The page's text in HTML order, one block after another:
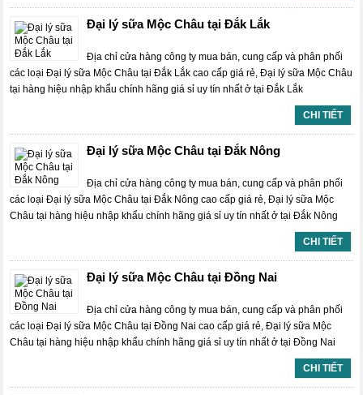
Đại lý sữa Mộc Châu tại Đắk Lắk
Địa chỉ cửa hàng công ty mua bán, cung cấp và phân phối
các loại Đại lý sữa Mộc Châu tại Đắk Lắk cao cấp giá rẻ, Đại lý sữa Mộc Châu
tại hàng hiệu nhập khẩu chính hãng giá sỉ uy tín nhất ở tại Đắk Lắk
CHI TIẾT
Đại lý sữa Mộc Châu tại Đắk Nông
Địa chỉ cửa hàng công ty mua bán, cung cấp và phân phối
các loại Đại lý sữa Mộc Châu tại Đắk Nông cao cấp giá rẻ, Đại lý sữa Mộc
Châu tại hàng hiệu nhập khẩu chính hãng giá sỉ uy tín nhất ở tại Đắk Nông
CHI TIẾT
Đại lý sữa Mộc Châu tại Đồng Nai
Địa chỉ cửa hàng công ty mua bán, cung cấp và phân phối
các loại Đại lý sữa Mộc Châu tại Đồng Nai cao cấp giá rẻ, Đại lý sữa Mộc
Châu tại hàng hiệu nhập khẩu chính hãng giá sỉ uy tín nhất ở tại Đồng Nai
CHI TIẾT